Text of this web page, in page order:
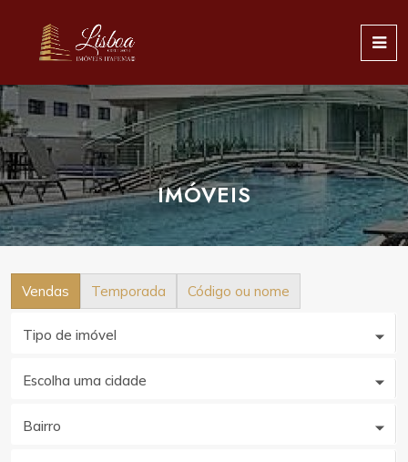
IMÓVEIS
Vendas Temporada Código ou nome
Tipo de imóvel
Escolha uma cidade
Bairro